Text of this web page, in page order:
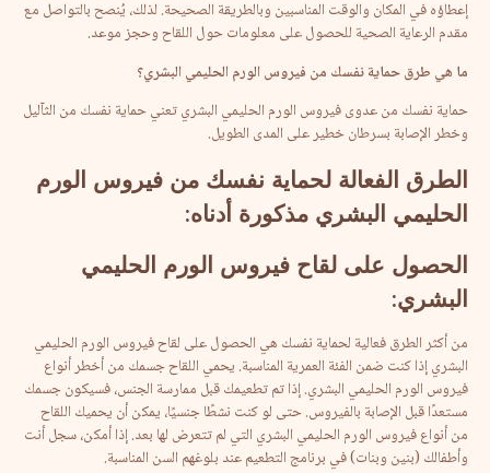
إعطاؤه في المكان والوقت المناسبين وبالطريقة الصحيحة. لذلك، يُنصح بالتواصل مع
مقدم الرعاية الصحية للحصول على معلومات حول اللقاح وحجز موعد.
ما هي طرقحمايةنفسك من فيروس الورم الحليمي البشري؟
حماية نفسك من عدوى فيروس الورم الحليمي البشري تعني حماية نفسك من الثآليل
وخطر الإصابة بسرطان خطير على المدى الطويل.
الطرق الفعالة لحماية نفسك من فيروس الورم
الحليمي البشري مذكورة أدناه:
الحصول على لقاح فيروس الورم الحليمي
البشري:
من أكثر الطرق فعالية لحماية نفسك هي الحصول على لقاح فيروس الورم الحليمي
البشري إذا كنت ضمن الفئة العمرية المناسبة. يحمي اللقاح جسمك من أخطر أنواع
فيروس الورم الحليمي البشري. إذا تم تطعيمك قبل ممارسة الجنس، فسيكون جسمك
مستعدًا قبل الإصابة بالفيروس. حتى لو كنت نشطًا جنسيًا، يمكن أن يحميك اللقاح
من أنواع فيروس الورم الحليمي البشري التي لم تتعرض لها بعد. إذا أمكن، سجل أنت
وأطفالك (بنين وبنات) في برنامج التطعيم عند بلوغهم السن المناسبة.